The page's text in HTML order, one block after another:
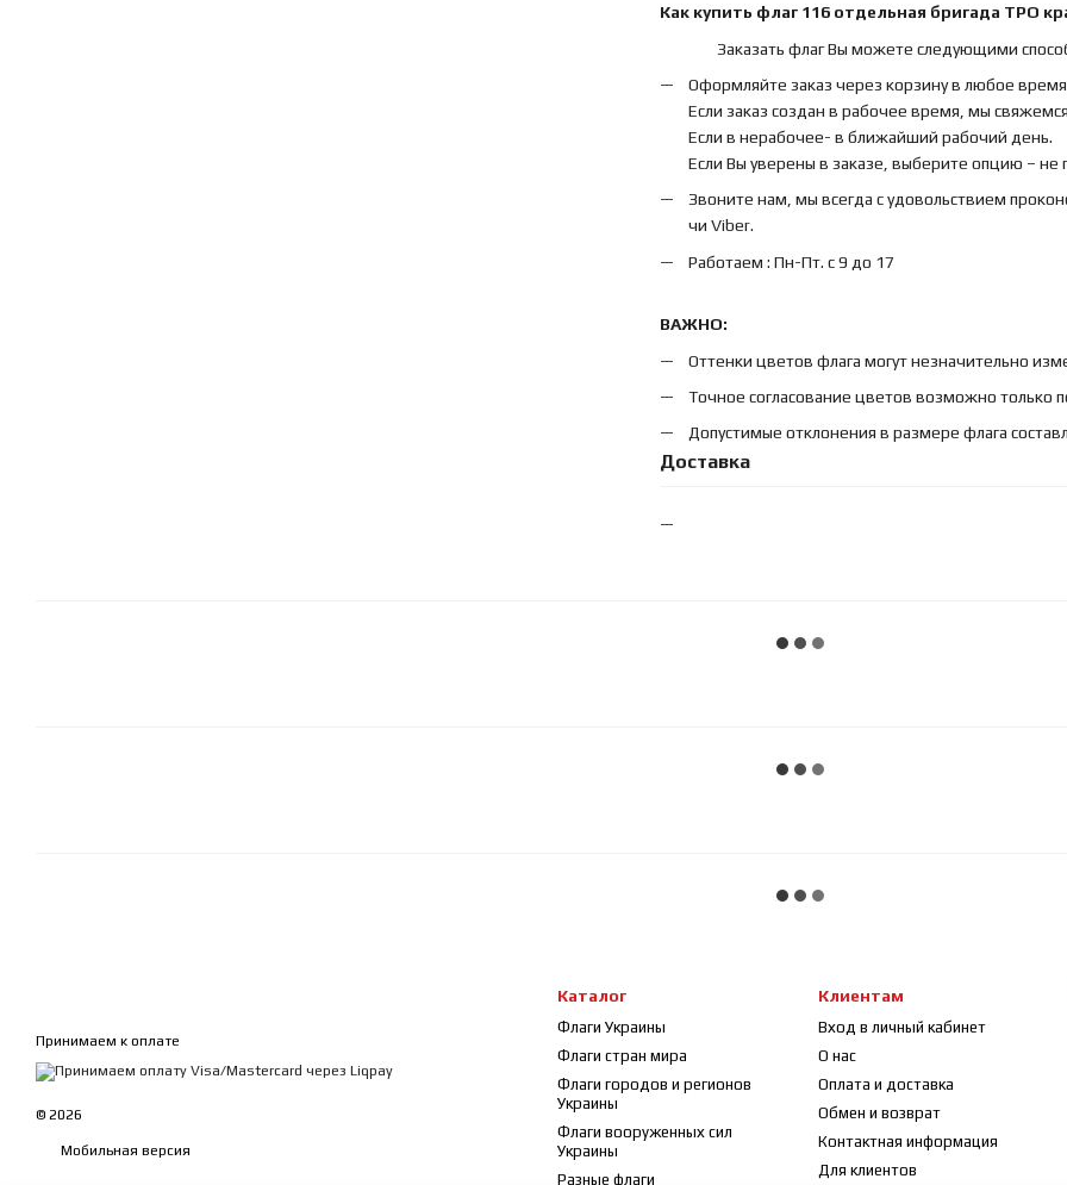
Как купить флаг 116 отдельная бригада ТРО
Заказать флаг Вы можете следующими
Оформляйте заказ через корзину в любое
Если заказ создан в рабочее время, мы
Если в нерабочее- в ближайший рабочий день.
Если Вы уверены в заказе, выберите опцию – не
Звоните нам, мы всегда с удовольствием
чи Viber.
Работаем : Пн-Пт. с 9 до 17
ВАЖНО:
Оттенки цветов флага могут незначительно
Точное согласование цветов возможно только
Допустимые отклонения в размере флага
Доставка
Принимаем к оплате
© 2026
Мобильная версия
Каталог
Флаги Украины
Флаги стран мира
Флаги городов и регионов
Украины
Флаги вооруженных сил
Украины
Разные флаги
Клиентам
Вход в личный кабинет
О нас
Оплата и доставка
Обмен и возврат
Контактная информация
Для клиентов